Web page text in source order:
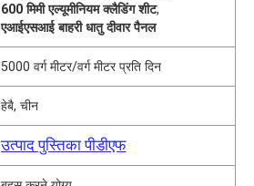
600 मिमी एल्यूमीनियम क्लैडिंग शीट,
एआईएसआई बाहरी धातु दीवार पैनल
5000 वर्ग मीटर/वर्ग मीटर प्रति दिन
हेबै, चीन
उत्पाद पुस्तिका पीडीएफ